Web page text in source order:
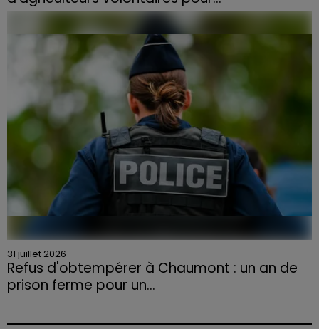
Face à la sécheresse et aux risques de départs de feu,
la Chambre d'agriculture des Vosges a lancé un appel
aux agriculteurs volontaires pour venir en aide...
31 juillet 2026
Refus d'obtempérer à Chaumont : un an de
prison ferme pour un...
permis et la confiscation de son véhicule.